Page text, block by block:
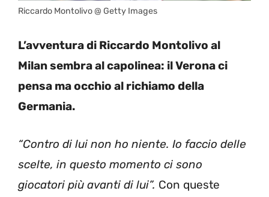
Riccardo Montolivo @ Getty Images
L’avventura di Riccardo Montolivo al
Milan sembra al capolinea: il Verona ci
pensa ma occhio al richiamo della
Germania.
“Contro di lui non ho niente. Io faccio delle
scelte, in questo momento ci sono
giocatori più avanti di lui”. Con queste